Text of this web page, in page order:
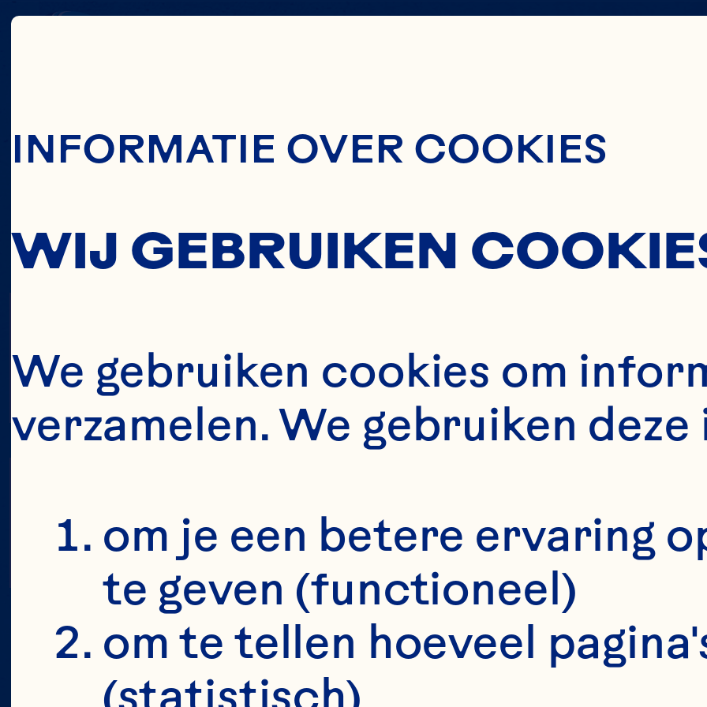
ONZE
ONZE
INFORMATIE OVER COOKIES
WIJ GEBRUIKEN
We gebruiken cookies om
verzamelen. We gebruiken
om je een betere ervaring
te geven (functioneel)
om te tellen hoeveel
(statistisch)